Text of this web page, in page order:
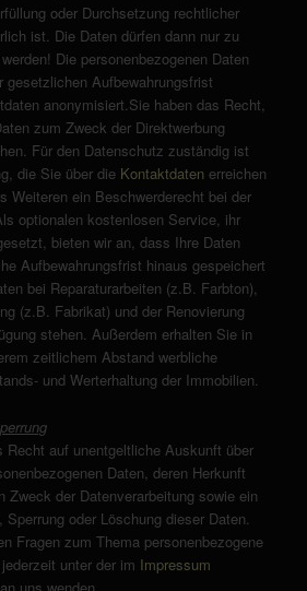
oder Durchsetzung rechtlicher
ist. Die Daten dürfen dann nur zu
Die personenbezogenen Daten
gesetzlichen Aufbewahrungsfrist
anonymisiert.Sie haben das Recht,
zum Zweck der Direktwerbung
Für den Datenschutz zuständig ist
die Sie über die Kontaktdaten erreichen
Weiteren ein Beschwerderecht bei der
optionalen kostenlosen Service, ihr
bieten wir an, dass Ihre Daten
Aufbewahrungsfrist hinaus gespeichert
bei Reparaturarbeiten (z.B. Farbton),
(z.B. Fabrikat) und der Renovierung
stehen. Außerdem erhalten Sie in
zeitlichem Abstand werbliche
und Werterhaltung der Immobilien.
Recht auf unentgeltliche Auskunft über
Daten, deren Herkunft
Zweck der Datenverarbeitung sowie ein
oder Löschung dieser Daten.
Fragen zum Thema personenbezogene
unter der im Impressum
uns wenden.